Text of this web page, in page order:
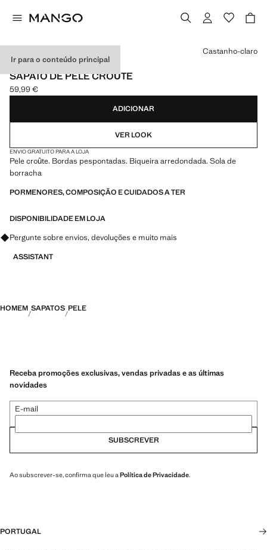
Ir para o conteúdo principal
PELE
SAPATO DE PELE CROÛTE
Preço atual [59,99 € ]
59,99 €
Selecione uma cor
Castanho-claro
ADICIONAR
VER LOOK
ENVIO GRATUITO PARA A LOJA
Pele croûte. Bordas pespontadas. Biqueira arredondada. Sola de
borracha
PORMENORES, COMPOSIÇÃO E CUIDADOS A TER
DISPONIBILIDADE EM LOJA
Pergunte sobre envios, devoluções e muito mais
ASSISTANT
HOMEM SAPATOS PELE
Receba promoções exclusivas, vendas privadas e as últimas
novidades
E-mail
SUBSCREVER
Ao subscrever-se, confirma que leu a Política de Privacidade.
PORTUGAL